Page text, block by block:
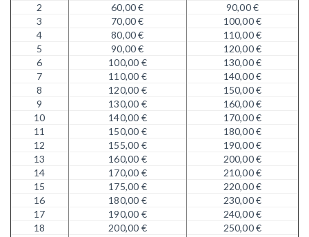
2
60,00 €
90,00 €
3
70,00 €
100,00 €
4
80,00 €
110,00 €
5
90,00 €
120,00 €
6
100,00 €
130,00 €
7
110,00 €
140,00 €
8
120,00 €
150,00 €
9
130,00 €
160,00 €
10
140,00 €
170,00 €
11
150,00 €
180,00 €
12
155,00 €
190,00 €
13
160,00 €
200,00 €
14
170,00 €
210,00 €
15
175,00 €
220,00 €
16
180,00 €
230,00 €
17
190,00 €
240,00 €
18
200,00 €
250,00 €